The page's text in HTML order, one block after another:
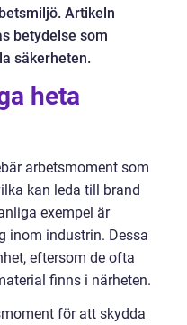
Artikeln
betydelse som
säkerheten.
heta
arbetsmoment som
kan leda till brand
exempel är
inom industrin. Dessa
eftersom de ofta
finns i närheten.
för att skydda